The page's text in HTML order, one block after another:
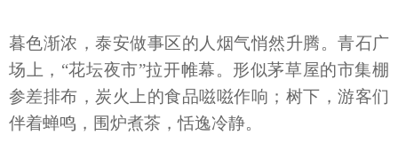
暮色渐浓，泰安做事区的人烟气悄然升腾。青石广
场上，“花坛夜市”拉开帷幕。形似茅草屋的市集棚
参差排布，炭火上的食品嗞嗞作响；树下，游客们
伴着蝉鸣，围炉煮茶，恬逸冷静。